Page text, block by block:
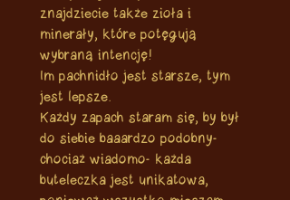
znajdziecie także zioła i
minerały, które potęgują
wybraną intencję!
Im pachnidło jest starsze, tym
jest lepsze.
Każdy zapach staram się, by był
do siebie baaardzo podobny-
chociaż wiadomo- każda
buteleczka jest unikatowa,